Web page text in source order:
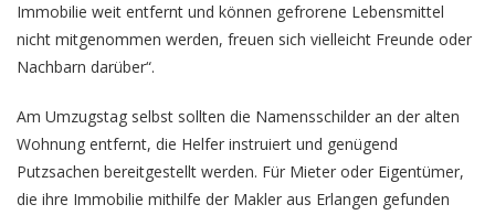
Immobilie weit entfernt und können gefrorene Lebensmittel
nicht mitgenommen werden, freuen sich vielleicht Freunde oder
Nachbarn darüber“.
Am Umzugstag selbst sollten die Namensschilder an der alten
Wohnung entfernt, die Helfer instruiert und genügend
Putzsachen bereitgestellt werden. Für Mieter oder Eigentümer,
die ihre Immobilie mithilfe der Makler aus Erlangen gefunden